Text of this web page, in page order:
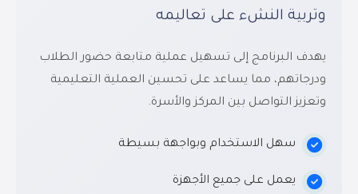
وتربية النشء على تعاليمه
يهدف البرنامج إلى تسهيل عملية متابعة حضور الطلاب
ودرجاتهم، مما يساعد على تحسين العملية التعليمية
وتعزيز التواصل بين المركز والأسرة.
سهل الاستخدام وبواجهة بسيطة
يعمل على جميع الأجهزة